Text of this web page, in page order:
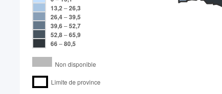
13,2 –26,3
26,4–39,5
39,6–52,7
52,8–65,9
66–80,5
Non disponible
Limite de province